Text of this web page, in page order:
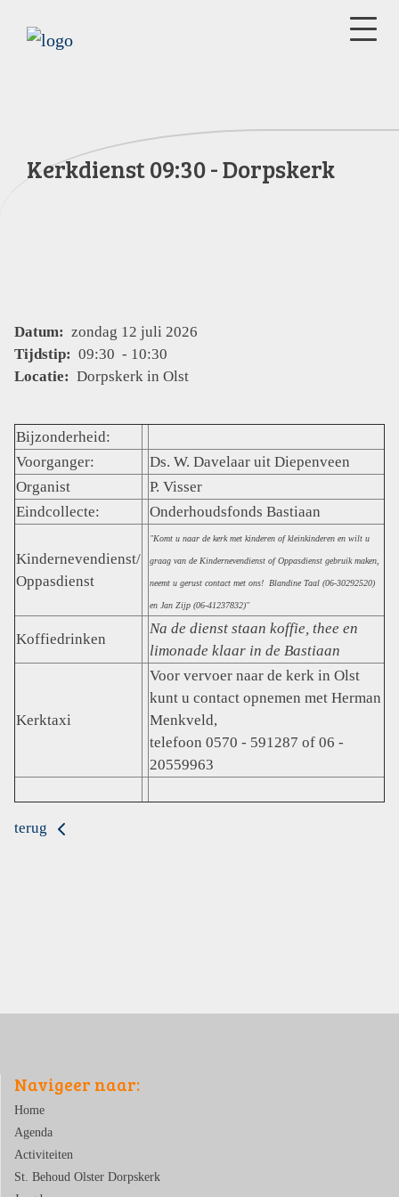
Kerkdienst 09:30 - Dorpskerk
Datum: zondag 12 juli 2026
Tijdstip: 09:30 - 10:30
Locatie: Dorpskerk in Olst
Bijzonderheid:
Voorganger:
Ds. W. Davelaar uit Diepenveen
Organist
P. Visser
Eindcollecte:
Onderhoudsfonds Bastiaan
Kindernevendienst/
Oppasdienst
"Komt u naar de kerk met kinderen of kleinkinderen en wilt u
graag van de Kindernevendienst of Oppasdienst gebruik maken,
neemt u gerust contact met ons! Blandine Taal (06-30292520)
en Jan Zijp (06-41237832)"
Koffiedrinken
Na de dienst staan koffie, thee en
limonade klaar in de Bastiaan
Kerktaxi
Voor vervoer naar de kerk in Olst
kunt u contact opnemen met Herman
Menkveld,
telefoon 0570 - 591287 of 06 -
20559963
terug
Navigeer naar:
Home
Agenda
Activiteiten
St. Behoud Olster Dorpskerk